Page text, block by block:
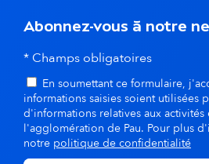
l
a
m
ê
m
Abonnez-vous à notre
* Champs obligatoires
En soumettant ce formulaire,
informations saisies soient utilisées
d'informations relatives aux activités
l'agglomération de Pau. Pour plus
notre politique de confidentialité